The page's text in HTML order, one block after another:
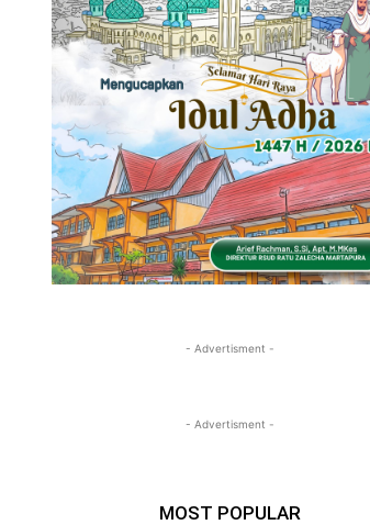
- Advertisment -
- Advertisment -
MOST POPULAR